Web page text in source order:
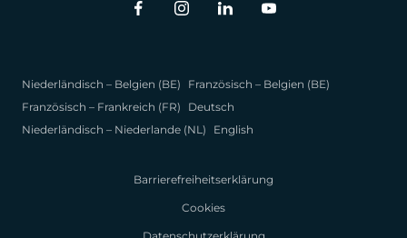
Niederländisch – Belgien (BE)
Französisch – Belgien (BE)
Französisch – Frankreich (FR)
Deutsch
Niederländisch – Niederlande (NL)
English
Barrierefreiheitserklärung
Cookies